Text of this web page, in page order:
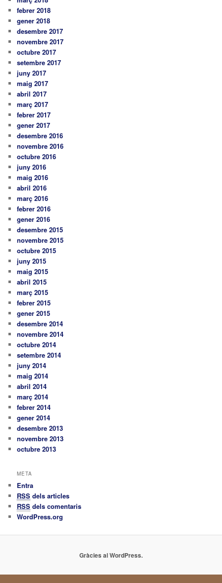
febrer 2018
gener 2018
desembre 2017
novembre 2017
octubre 2017
setembre 2017
juny 2017
maig 2017
abril 2017
març 2017
febrer 2017
gener 2017
desembre 2016
novembre 2016
octubre 2016
juny 2016
maig 2016
abril 2016
març 2016
febrer 2016
gener 2016
desembre 2015
novembre 2015
octubre 2015
juny 2015
maig 2015
abril 2015
març 2015
febrer 2015
gener 2015
desembre 2014
novembre 2014
octubre 2014
setembre 2014
juny 2014
maig 2014
abril 2014
març 2014
febrer 2014
gener 2014
desembre 2013
novembre 2013
octubre 2013
META
Entra
RSS dels articles
RSS dels comentaris
WordPress.org
Gràcies al WordPress.